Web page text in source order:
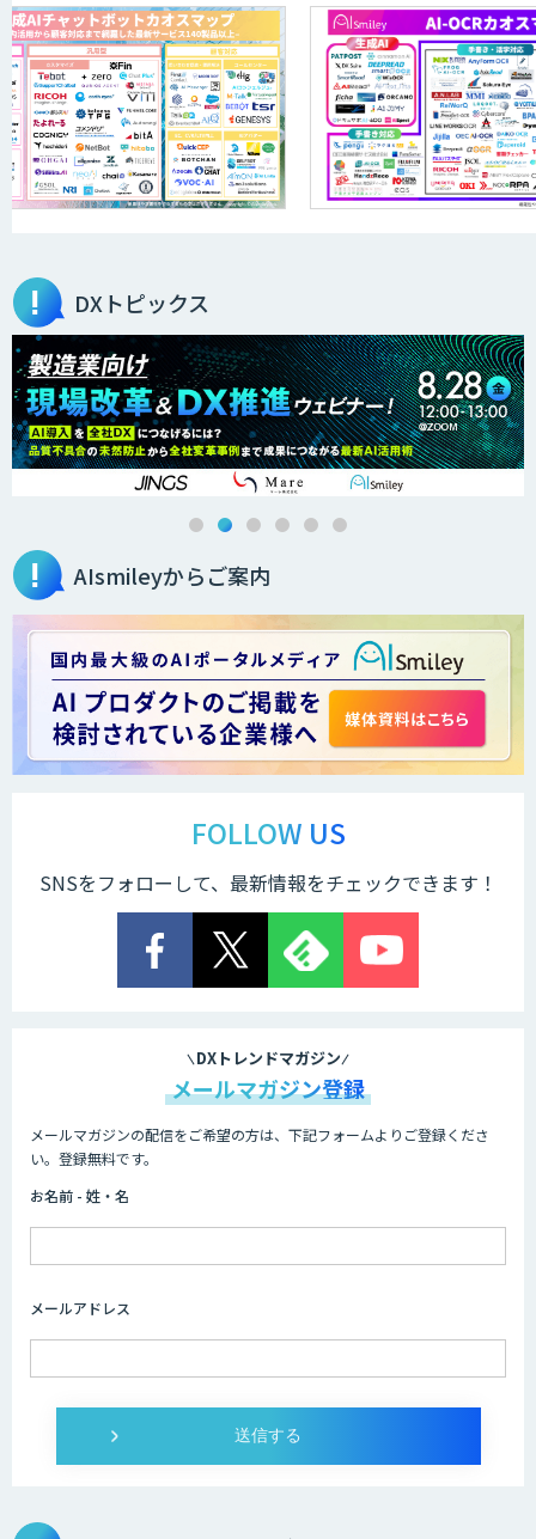
DXトピックス
AIsmileyからご案内
FOLLOW US
SNSをフォローして、最新情報をチェックできます！
DXトレンドマガジン
メールマガジン登録
メールマガジンの配信をご希望の方は、下記フォームよりご登録くださ
い。登録無料です。
お名前 - 姓・名
メールアドレス